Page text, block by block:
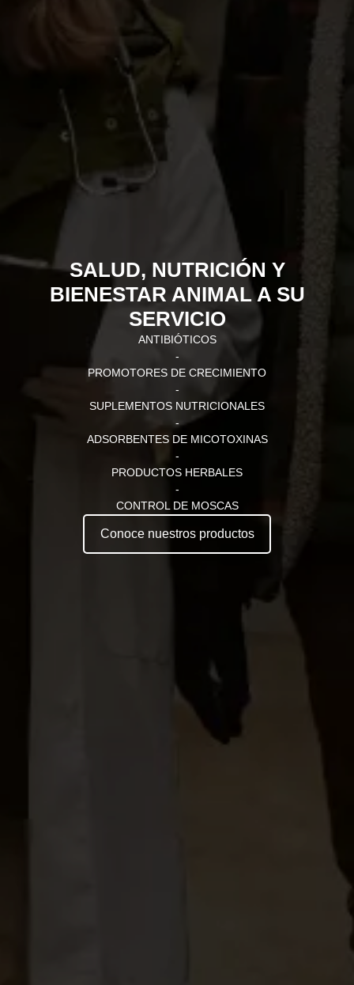
SALUD, NUTRICIÓN Y
BIENESTAR ANIMAL A SU
SERVICIO
ANTIBIÓTICOS
-
PROMOTORES DE CRECIMIENTO
-
SUPLEMENTOS NUTRICIONALES
-
ADSORBENTES DE MICOTOXINAS
-
PRODUCTOS HERBALES
-
CONTROL DE MOSCAS
Conoce nuestros productos